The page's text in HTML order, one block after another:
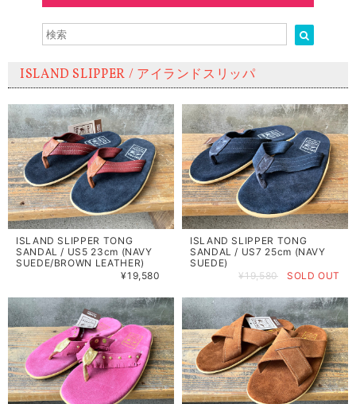
ISLAND SLIPPER / アイランドスリッパ
ISLAND SLIPPER TONG
SANDAL / US5 23cm (NAVY
SUEDE/BROWN LEATHER)
¥19,580
ISLAND SLIPPER TONG
SANDAL / US7 25cm (NAVY
SUEDE)
¥19,580
SOLD OUT